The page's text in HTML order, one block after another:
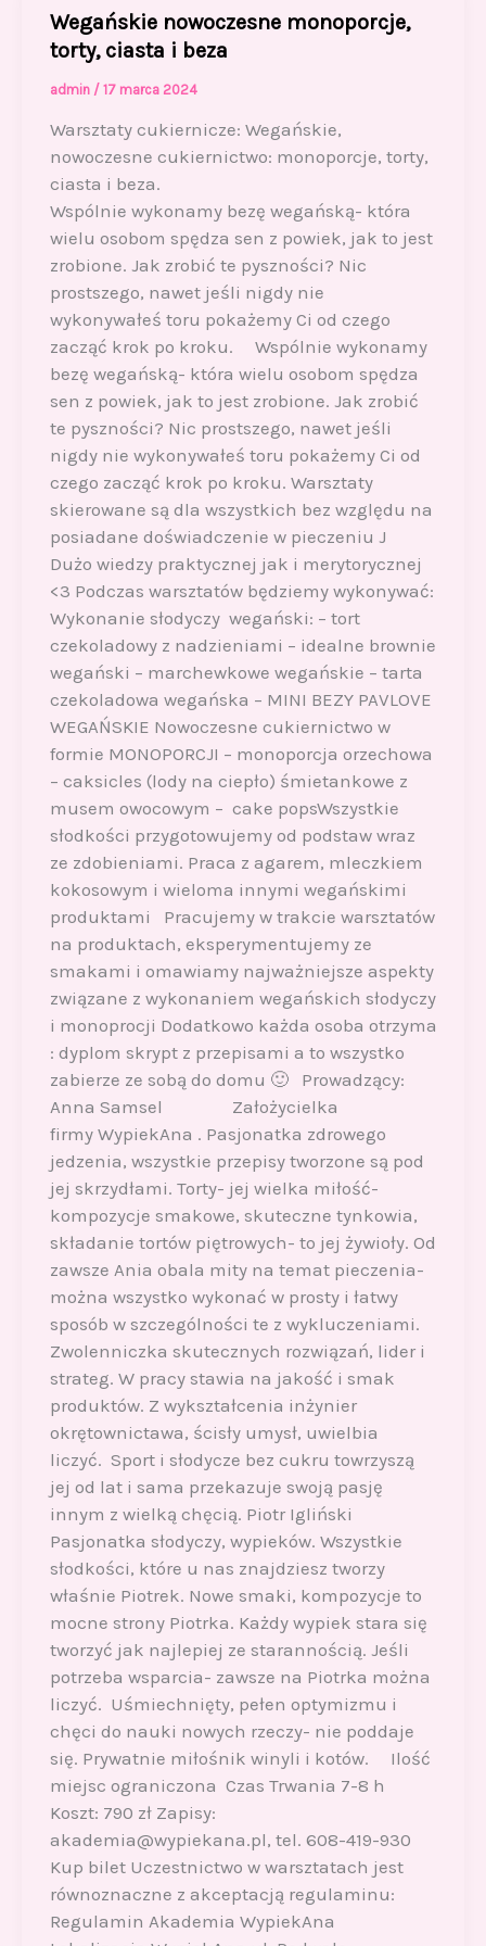
Wegańskie nowoczesne monoporcje,
torty, ciasta i beza
admin / 17 marca 2024
Warsztaty cukiernicze: Wegańskie,
nowoczesne cukiernictwo: monoporcje, torty,
ciasta i beza.
Wspólnie wykonamy bezę wegańską- która
wielu osobom spędza sen z powiek, jak to jest
zrobione. Jak zrobić te pyszności? Nic
prostszego, nawet jeśli nigdy nie
wykonywałeś toru pokażemy Ci od czego
zacząć krok po kroku. Wspólnie wykonamy
bezę wegańską- która wielu osobom spędza
sen z powiek, jak to jest zrobione. Jak zrobić
te pyszności? Nic prostszego, nawet jeśli
nigdy nie wykonywałeś toru pokażemy Ci od
czego zacząć krok po kroku. Warsztaty
skierowane są dla wszystkich bez względu na
posiadane doświadczenie w pieczeniu J
Dużo wiedzy praktycznej jak i merytorycznej
<3 Podczas warsztatów będziemy wykonywać:
Wykonanie słodyczy wegański: – tort
czekoladowy z nadzieniami – idealne brownie
wegański – marchewkowe wegańskie – tarta
czekoladowa wegańska – MINI BEZY PAVLOVE
WEGAŃSKIE Nowoczesne cukiernictwo w
formie MONOPORCJI – monoporcja orzechowa
– caksicles (lody na ciepło) śmietankowe z
musem owocowym – cake popsWszystkie
słodkości przygotowujemy od podstaw wraz
ze zdobieniami. Praca z agarem, mleczkiem
kokosowym i wieloma innymi wegańskimi
produktami Pracujemy w trakcie warsztatów
na produktach, eksperymentujemy ze
smakami i omawiamy najważniejsze aspekty
związane z wykonaniem wegańskich słodyczy
i monoprocji Dodatkowo każda osoba otrzyma
: dyplom skrypt z przepisami a to wszystko
zabierze ze sobą do domu 🙂 Prowadzący:
Anna Samsel Założycielka
firmy WypiekAna . Pasjonatka zdrowego
jedzenia, wszystkie przepisy tworzone są pod
jej skrzydłami. Torty- jej wielka miłość-
kompozycje smakowe, skuteczne tynkowia,
składanie tortów piętrowych- to jej żywioły. Od
zawsze Ania obala mity na temat pieczenia-
można wszystko wykonać w prosty i łatwy
sposób w szczególności te z wykluczeniami.
Zwolenniczka skutecznych rozwiązań, lider i
strateg. W pracy stawia na jakość i smak
produktów. Z wykształcenia inżynier
okrętownictawa, ścisły umysł, uwielbia
liczyć. Sport i słodycze bez cukru towrzyszą
jej od lat i sama przekazuje swoją pasję
innym z wielką chęcią. Piotr Igliński
Pasjonatka słodyczy, wypieków. Wszystkie
słodkości, które u nas znajdziesz tworzy
właśnie Piotrek. Nowe smaki, kompozycje to
mocne strony Piotrka. Każdy wypiek stara się
tworzyć jak najlepiej ze starannością. Jeśli
potrzeba wsparcia- zawsze na Piotrka można
liczyć. Uśmiechnięty, pełen optymizmu i
chęci do nauki nowych rzeczy- nie poddaje
się. Prywatnie miłośnik winyli i kotów. Ilość
miejsc ograniczona Czas Trwania 7-8 h
Koszt: 790 zł Zapisy:
akademia@wypiekana.pl, tel. 608-419-930
Kup bilet Uczestnictwo w warsztatach jest
równoznaczne z akceptacją regulaminu:
Regulamin Akademia WypiekAna